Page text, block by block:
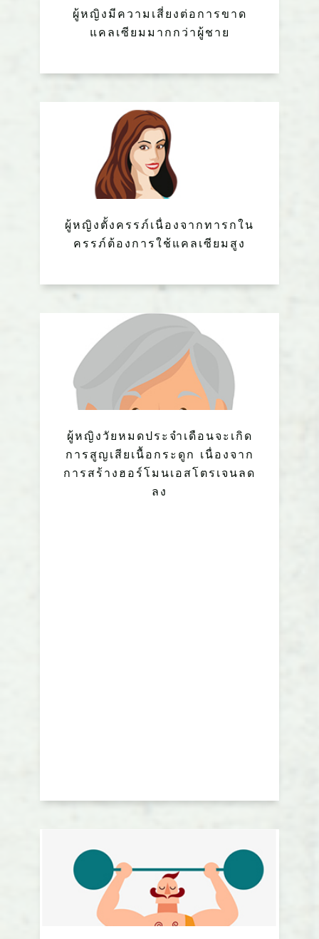
​ผู้หญิงมีความเสี่ยงต่อการขาด
แคลเซียมมากกว่าผู้ชาย
ผู้หญิงตั้งครรภ์เนื่องจากทารกใน
ครรภ์ต้องการใช้แคลเซียมสูง
ผู้หญิงวัยหมดประจำเดือนจะเกิด
การสูญเสียเนื้อกระดูก เนื่องจาก
การสร้างฮอร์โมนเอสโตรเจนลด
ลง